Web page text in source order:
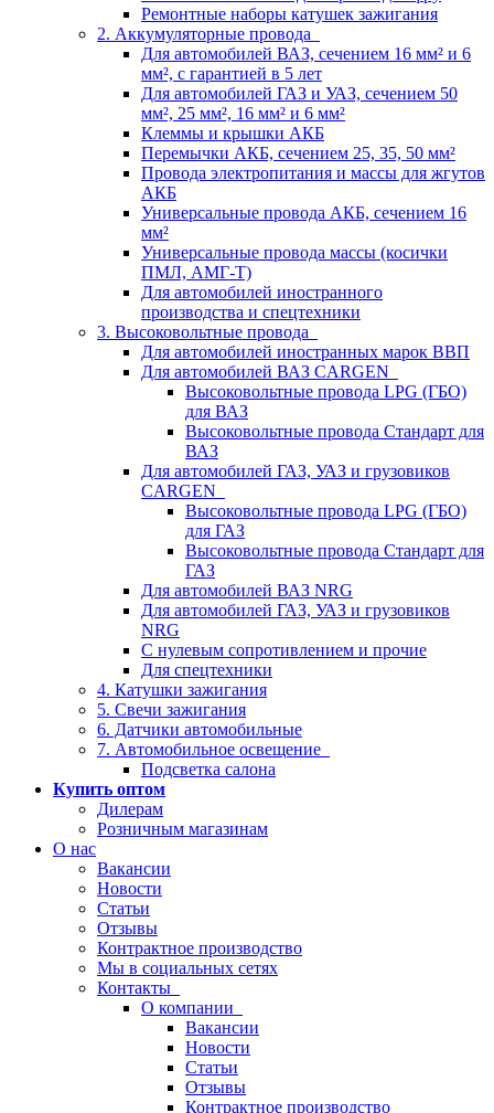
Ремонтные наборы катушек зажигания
2. Аккумуляторные провода
Для автомобилей ВАЗ, сечением 16 мм² и 6
мм², с гарантией в 5 лет
Для автомобилей ГАЗ и УАЗ, сечением 50
мм², 25 мм², 16 мм² и 6 мм²
Клеммы и крышки АКБ
Перемычки АКБ, сечением 25, 35, 50 мм²
Провода электропитания и массы для жгутов
АКБ
Универсальные провода АКБ, сечением 16
мм²
Универсальные провода массы (косички
ПМЛ, АМГ-Т)
Для автомобилей иностранного
производства и спецтехники
3. Высоковольтные провода
Для автомобилей иностранных марок ВВП
Для автомобилей ВАЗ CARGEN
Высоковольтные провода LPG (ГБО)
для ВАЗ
Высоковольтные провода Стандарт для
ВАЗ
Для автомобилей ГАЗ, УАЗ и грузовиков
CARGEN
Высоковольтные провода LPG (ГБО)
для ГАЗ
Высоковольтные провода Стандарт для
ГАЗ
Для автомобилей ВАЗ NRG
Для автомобилей ГАЗ, УАЗ и грузовиков
NRG
С нулевым сопротивлением и прочие
Для спецтехники
4. Катушки зажигания
5. Свечи зажигания
6. Датчики автомобильные
7. Автомобильное освещение
Подсветка салона
Купить оптом
Дилерам
Розничным магазинам
О нас
Вакансии
Новости
Статьи
Отзывы
Контрактное производство
Мы в социальных сетях
Контакты
О компании
Вакансии
Новости
Статьи
Отзывы
Контрактное производство